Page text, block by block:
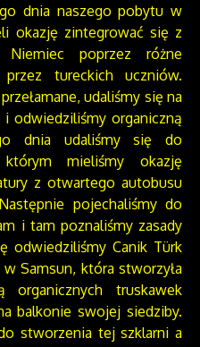
dnia naszego pobytu w
okazję zintegrować się z
poprzez różne
tureckich uczniów.
udaliśmy się na
odwiedziliśmy organiczną
dnia udaliśmy się do
mieliśmy okazję
z otwartego autobusu
pojechaliśmy do
i tam poznaliśmy zasady
odwiedziliśmy Canik Türk
Samsun, która stworzyła
truskawek
balkonie swojej siedziby.
stworzenia tej szklarni a